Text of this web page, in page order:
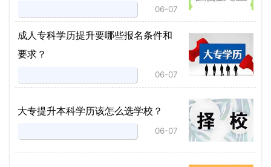
06-07
成人专科学历提升要哪些报名条件和
要求？
06-07
大专提升本科学历该怎么选学校？
06-07